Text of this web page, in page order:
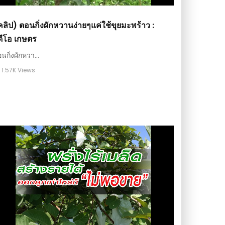
ป) ตอนกิ่งผักหวานง่ายๆแค่ใช้ขุยมะพร้าว :
โอ เกษตร
กิ่งผักหวา...
1.57K Views